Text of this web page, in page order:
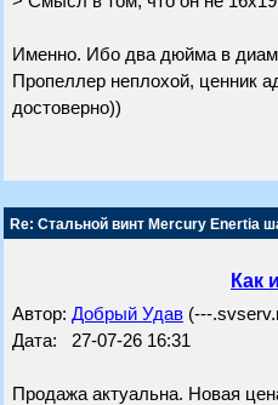
Именно. Ибо два дюйма в
Пропеллер неплохой, ценник
достоверно))
Re: Стальной винт Mercury Enertia
Как
Автор: Добрый Удав (---
Дата: 27-07-26 16:31
Продажа актуальна. Новая